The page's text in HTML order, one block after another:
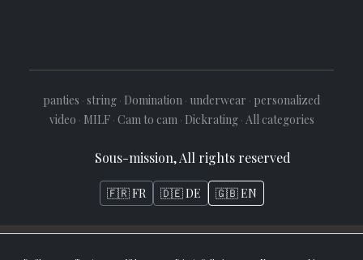
panties · string · Domination · underwear · personalized
video · MILF · Cam to cam · Dickrating · All categories
Sous-mission, All rights reserved
🇫🇷 FR 🇩🇪 DE 🇬🇧 EN